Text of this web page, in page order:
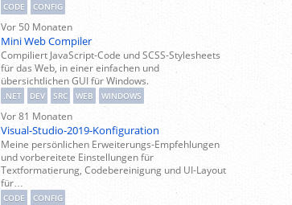
CODE CONFIG
Vor 50 Monaten
Mini Web Compiler
Compiliert JavaScript-Code und SCSS-Stylesheets
für das Web, in einer einfachen und
übersichtlichen GUI für Windows.
.NET DEV SRC WEB WINDOWS
Vor 81 Monaten
Visual-Studio-2019-Konfiguration
Meine persönlichen Erweiterungs-Empfehlungen
und vorbereitete Einstellungen für
Textformatierung, Codebereinigung und UI-Layout
für…
CODE CONFIG